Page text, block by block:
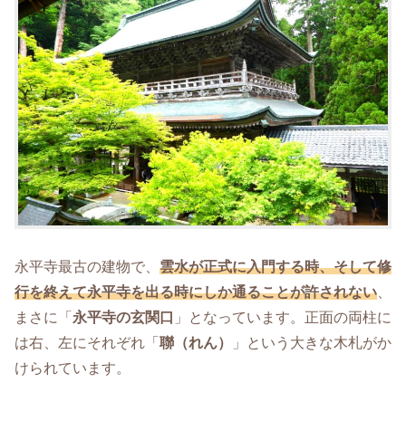
永平寺最古の建物で、 雲水が正式に入門する時、そして修
行を終えて永平寺を出る時にしか通ることが許されない
まさに「 永平寺の玄関口 」となっています。正面の両柱に
は右、左にそれぞれ「 聯（れん）
」という大きな木札がか
けられています。